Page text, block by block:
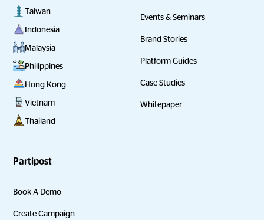
Taiwan
Indonesia
Malaysia
Philippines
Hong Kong
Vietnam
Thailand
Events & Seminars
Brand Stories
Platform Guides
Case Studies
Whitepaper
Partipost
Book A Demo
Create Campaign